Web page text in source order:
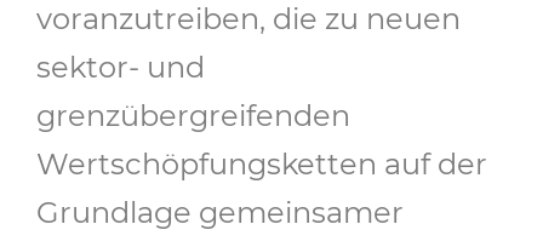
voranzutreiben, die zu neuen
sektor- und
grenzübergreifenden
Wertschöpfungsketten auf der
Grundlage gemeinsamer